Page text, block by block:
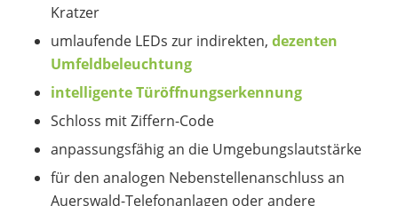
Kratzer
umlaufende LEDs zur indirekten, dezenten
Umfeldbeleuchtung
intelligente Türöffnungserkennung
Schloss mit Ziffern-Code
anpassungsfähig an die Umgebungslautstärke
für den analogen Nebenstellenanschluss an
Auerswald-Telefonanlagen oder andere